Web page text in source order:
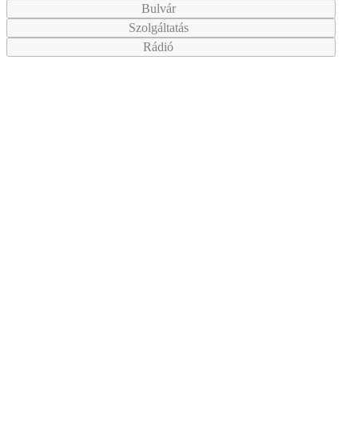
Bulvár
Szolgáltatás
Rádió